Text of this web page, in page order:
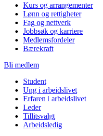
Kurs og arrangementer
Lønn og rettigheter
Fag og nettverk
Jobbsøk og karriere
Medlemsfordeler
Bærekraft
Bli medlem
Student
Ung i arbeidslivet
Erfaren i arbeidslivet
Leder
Tillitsvalgt
Arbeidsledig